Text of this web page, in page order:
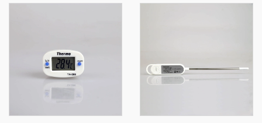
Саноаттык жана
Регулировка